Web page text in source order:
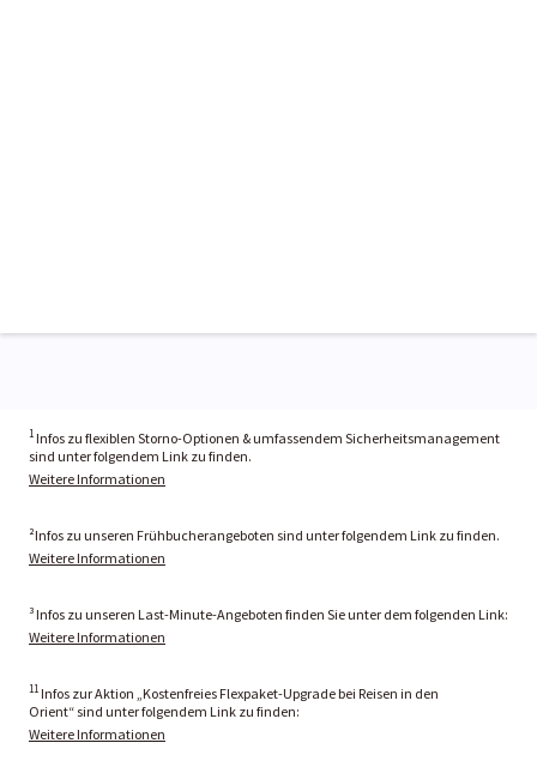
1 Infos zu flexiblen Storno-Optionen & umfassendem Sicherheitsmanagement
sind unter folgendem Link zu finden.
Weitere Informationen
²Infos zu unseren Frühbucherangeboten sind unter folgendem Link zu finden.
Weitere Informationen
³ Infos zu unseren Last-Minute-Angeboten finden Sie unter dem folgenden Link:
Weitere Informationen
11 Infos zur Aktion „Kostenfreies Flexpaket-Upgrade bei Reisen in den
Orient“ sind unter folgendem Link zu finden:
Weitere Informationen